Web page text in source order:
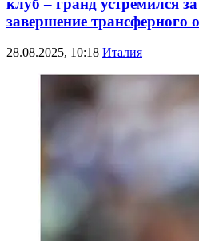
клуб – гранд устремился
завершение трансферного
28.08.2025, 10:18 Италия